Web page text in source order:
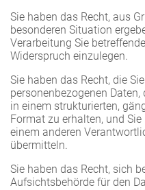
Sie haben das Recht, aus
besonderen Situation
Verarbeitung Sie
Widerspruch einzulegen.
Sie haben das Recht, die
personenbezogenen
in einem strukturierten,
Format zu erhalten, und
einem anderen
übermitteln.
Sie haben das Recht, sich
Aufsichtsbehörde für den